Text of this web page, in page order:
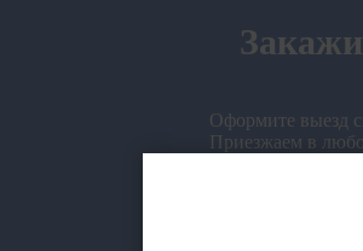
Оформите выезд
Приезжаем в